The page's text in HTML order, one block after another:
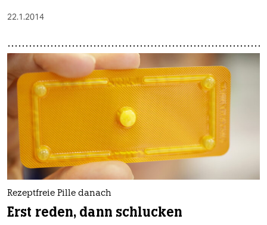
22.1.2014
Rezeptfreie Pille danach
Erst reden, dann schlucken